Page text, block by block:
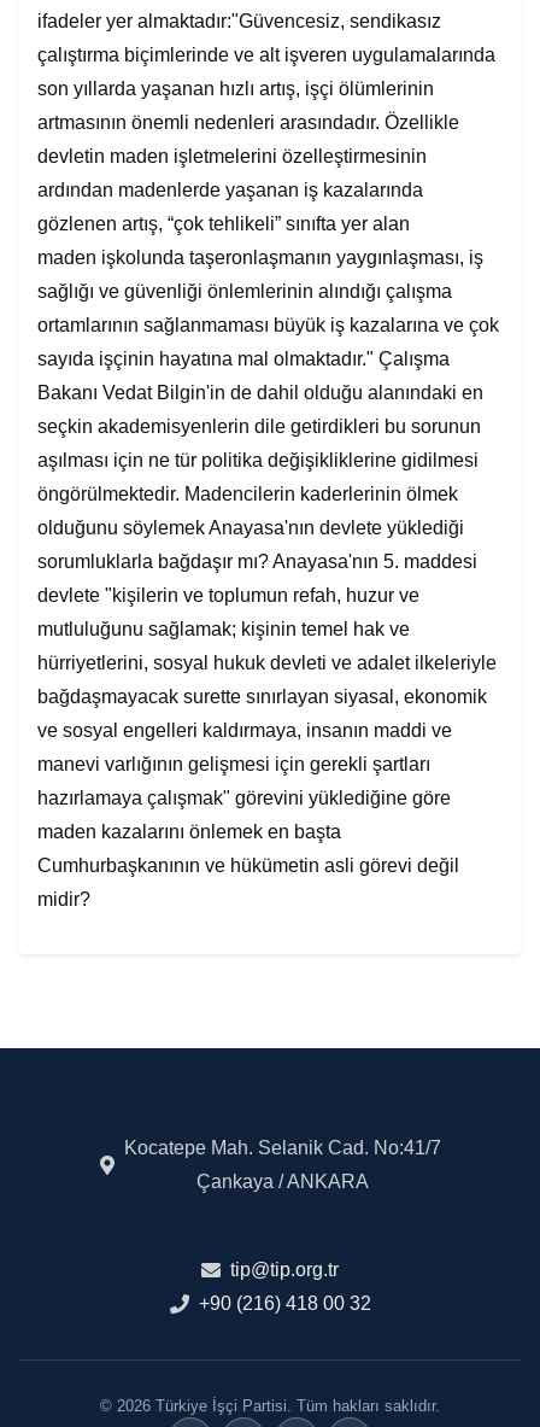
ifadeler yer almaktadır:"Güvencesiz, sendikasız
çalıştırma biçimlerinde ve alt işveren uygulamalarında
son yıllarda yaşanan hızlı artış, işçi ölümlerinin
artmasının önemli nedenleri arasındadır. Özellikle
devletin maden işletmelerini özelleştirmesinin
ardından madenlerde yaşanan iş kazalarında
gözlenen artış, “çok tehlikeli” sınıfta yer alan
maden işkolunda taşeronlaşmanın yaygınlaşması, iş
sağlığı ve güvenliği önlemlerinin alındığı çalışma
ortamlarının sağlanmaması büyük iş kazalarına ve çok
sayıda işçinin hayatına mal olmaktadır." Çalışma
Bakanı Vedat Bilgin'in de dahil olduğu alanındaki en
seçkin akademisyenlerin dile getirdikleri bu sorunun
aşılması için ne tür politika değişikliklerine gidilmesi
öngörülmektedir. Madencilerin kaderlerinin ölmek
olduğunu söylemek Anayasa'nın devlete yüklediği
sorumluklarla bağdaşır mı? Anayasa'nın 5. maddesi
devlete "kişilerin ve toplumun refah, huzur ve
mutluluğunu sağlamak; kişinin temel hak ve
hürriyetlerini, sosyal hukuk devleti ve adalet ilkeleriyle
bağdaşmayacak surette sınırlayan siyasal, ekonomik
ve sosyal engelleri kaldırmaya, insanın maddi ve
manevi varlığının gelişmesi için gerekli şartları
hazırlamaya çalışmak" görevini yüklediğine göre
maden kazalarını önlemek en başta
Cumhurbaşkanının ve hükümetin asli görevi değil
midir?
Kocatepe Mah. Selanik Cad. No:41/7
Çankaya / ANKARA
tip@tip.org.tr
+90 (216) 418 00 32
© 2026 Türkiye İşçi Partisi. Tüm hakları saklıdır.